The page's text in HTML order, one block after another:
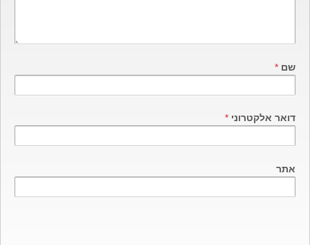
שם *
דואר אלקטרוני *
אתר